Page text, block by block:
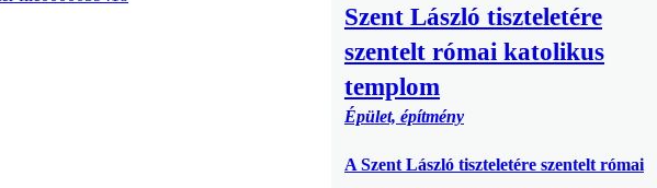
Szent László tiszteletére
szentelt római katolikus
templom
Épület, építmény
A Szent László tiszteletére szentelt római